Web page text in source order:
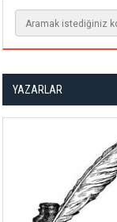
YAZARLAR